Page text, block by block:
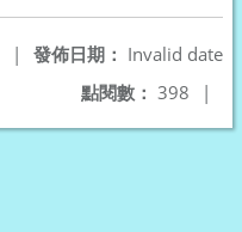
發佈日期： Invalid date
|
點閱數： 398 |